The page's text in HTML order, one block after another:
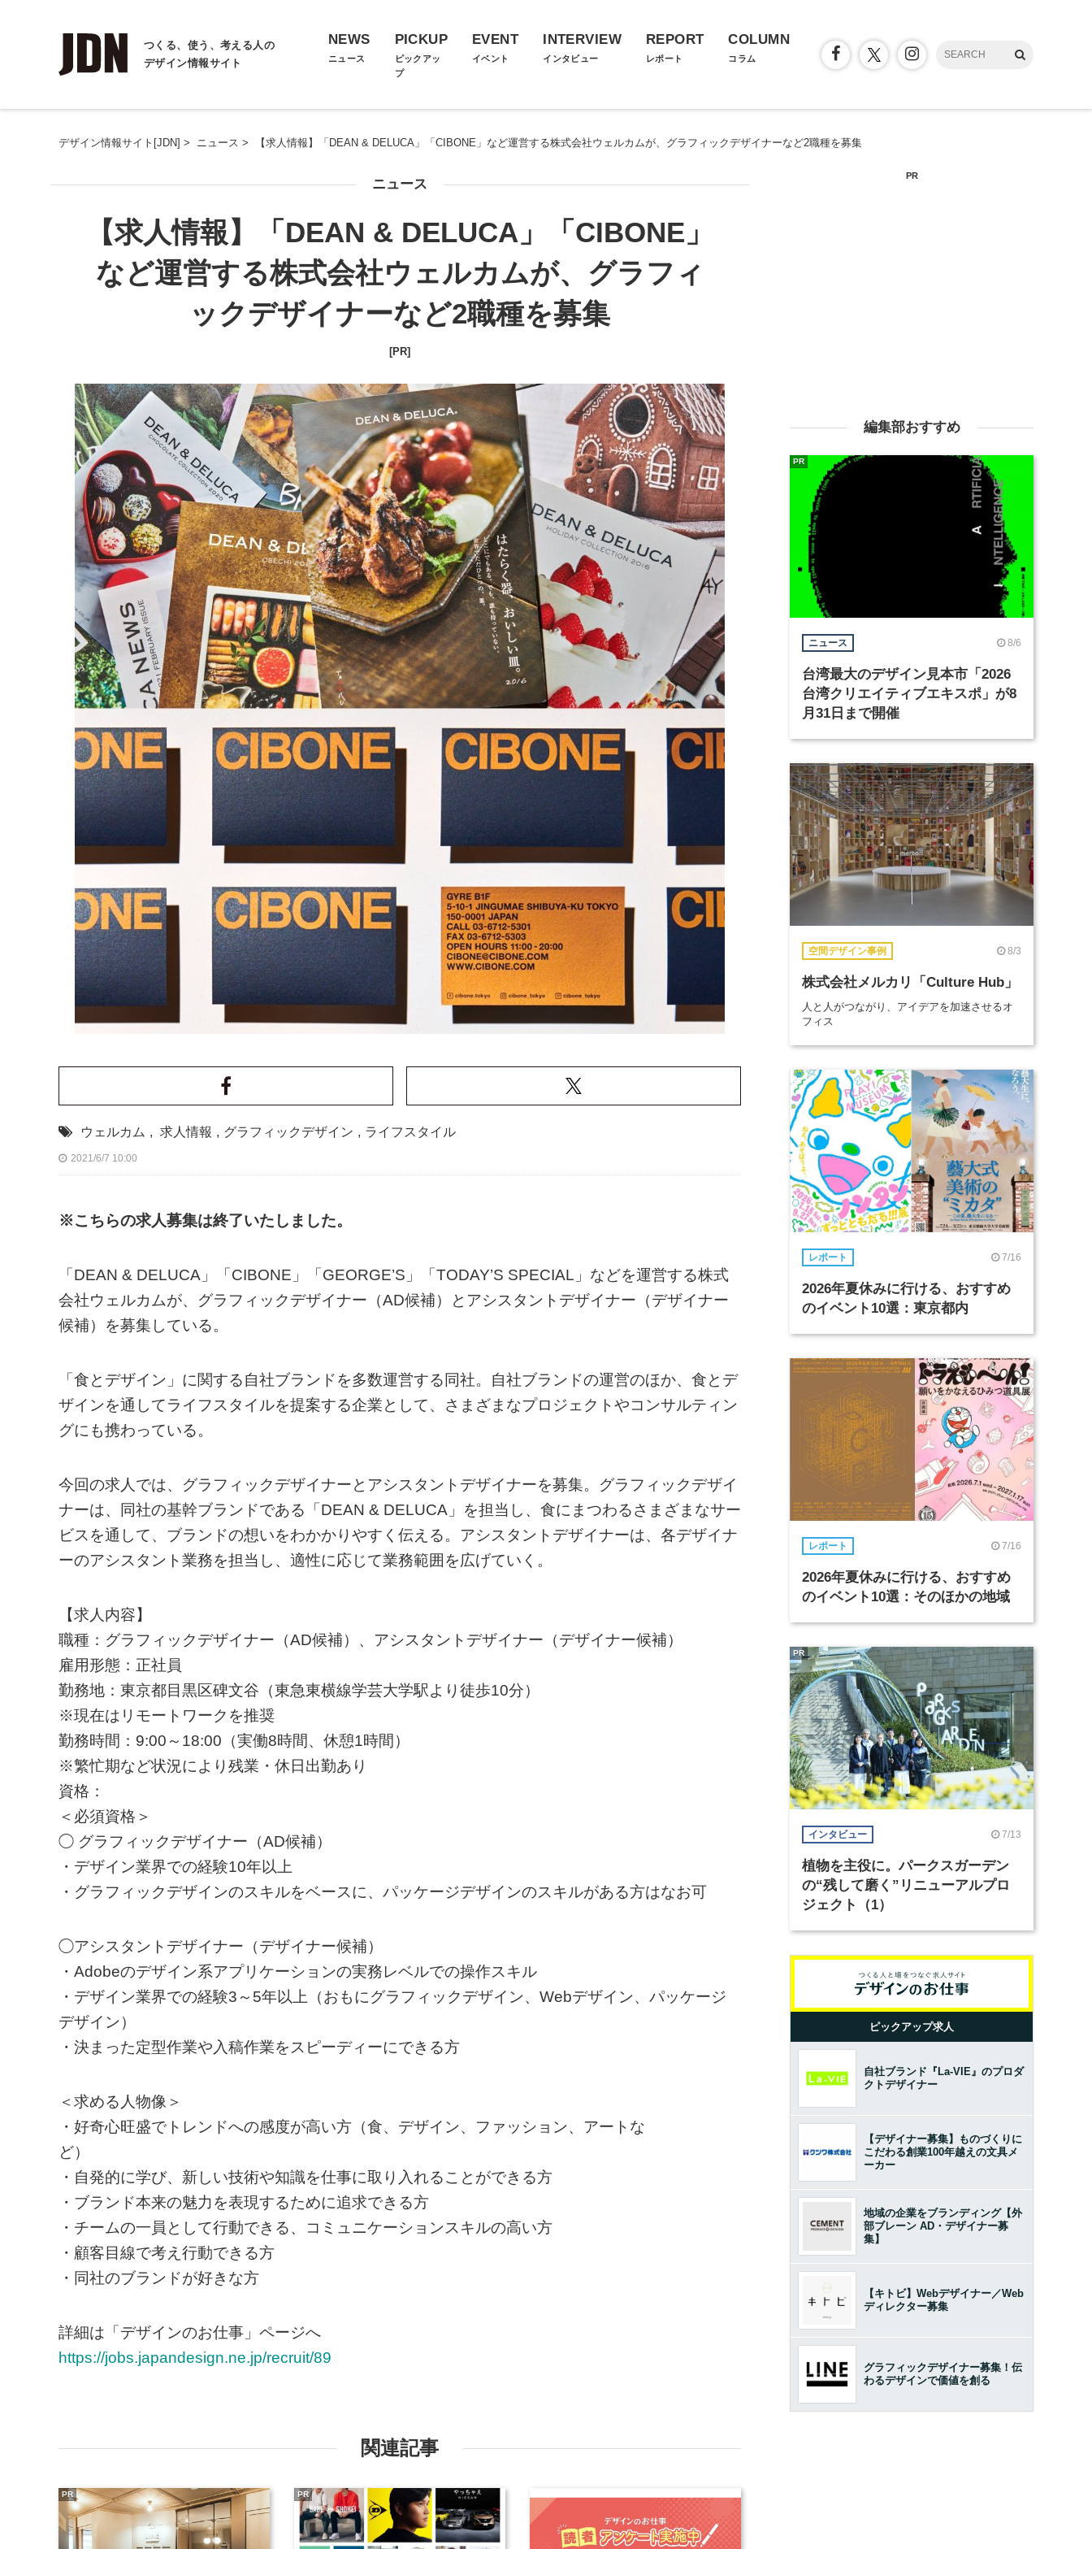
つくる、使う、考える人の
デザイン情報サイト
NEWS
ニュース
PICKUP
ピックアッ
プ
EVENT
イベント
INTERVIEW
インタビュー
REPORT
レポート
COLUMN
コラム
デザイン情報サイト[JDN] > ニュース > 【求人情報】「DEAN & DELUCA」「CIBONE」など運営する株式会社ウェルカムが、グラフィックデザイナーなど2職種を募集
ニュース
【求人情報】「DEAN & DELUCA」「CIBONE」
など運営する株式会社ウェルカムが、グラフィ
ックデザイナーなど2職種を募集
[PR]
ウェルカム , 求人情報 , グラフィックデザイン , ライフスタイル
2021/6/7 10:00
※こちらの求人募集は終了いたしました。
「DEAN & DELUCA」「CIBONE」「GEORGE’S」「TODAY’S SPECIAL」などを運営する株式
会社ウェルカムが、グラフィックデザイナー（AD候補）とアシスタントデザイナー（デザイナー
候補）を募集している。
「食とデザイン」に関する自社ブランドを多数運営する同社。自社ブランドの運営のほか、食とデ
ザインを通してライフスタイルを提案する企業として、さまざまなプロジェクトやコンサルティン
グにも携わっている。
今回の求人では、グラフィックデザイナーとアシスタントデザイナーを募集。グラフィックデザイ
ナーは、同社の基幹ブランドである「DEAN & DELUCA」を担当し、食にまつわるさまざまなサー
ビスを通して、ブランドの想いをわかかりやすく伝える。アシスタントデザイナーは、各デザイナ
ーのアシスタント業務を担当し、適性に応じて業務範囲を広げていく。
【求人内容】
職種：グラフィックデザイナー（AD候補）、アシスタントデザイナー（デザイナー候補）
雇用形態：正社員
勤務地：東京都目黒区碑文谷（東急東横線学芸大学駅より徒歩10分）
※現在はリモートワークを推奨
勤務時間：9:00～18:00（実働8時間、休憩1時間）
※繁忙期など状況により残業・休日出勤あり
資格：
＜必須資格＞
◯ グラフィックデザイナー（AD候補）
・デザイン業界での経験10年以上
・グラフィックデザインのスキルをベースに、パッケージデザインのスキルがある方はなお可
◯アシスタントデザイナー（デザイナー候補）
・Adobeのデザイン系アプリケーションの実務レベルでの操作スキル
・デザイン業界での経験3～5年以上（おもにグラフィックデザイン、Webデザイン、パッケージ
デザイン）
・決まった定型作業や入稿作業をスピーディーにできる方
＜求める人物像＞
・好奇心旺盛でトレンドへの感度が高い方（食、デザイン、ファッション、アートな
ど）
・自発的に学び、新しい技術や知識を仕事に取り入れることができる方
・ブランド本来の魅力を表現するために追求できる方
・チームの一員として行動できる、コミュニケーションスキルの高い方
・顧客目線で考え行動できる方
・同社のブランドが好きな方
詳細は「デザインのお仕事」ページへ
https://jobs.japandesign.ne.jp/recruit/89
関連記事
PR PR
PR
編集部おすすめ
ニュース 8/6
台湾最大のデザイン見本市「2026
台湾クリエイティブエキスポ」が8
月31日まで開催
PR
空間デザイン事例 8/3
株式会社メルカリ「Culture Hub」
人と人がつながり、アイデアを加速させるオ
フィス
レポート 7/16
2026年夏休みに行ける、おすすめ
のイベント10選：東京都内
レポート 7/16
2026年夏休みに行ける、おすすめ
のイベント10選：そのほかの地域
インタビュー 7/13
植物を主役に。パークスガーデン
の“残して磨く”リニューアルプロ
ジェクト（1）
PR
ピックアップ求人
自社ブランド『La-VIE』のプロダ
クトデザイナー
【デザイナー募集】ものづくりに
こだわる創業100年越えの文具メ
ーカー
地域の企業をブランディング【外
部ブレーン AD・デザイナー募
集】
【キトビ】Webデザイナー／Web
ディレクター募集
グラフィックデザイナー募集！伝
わるデザインで価値を創る